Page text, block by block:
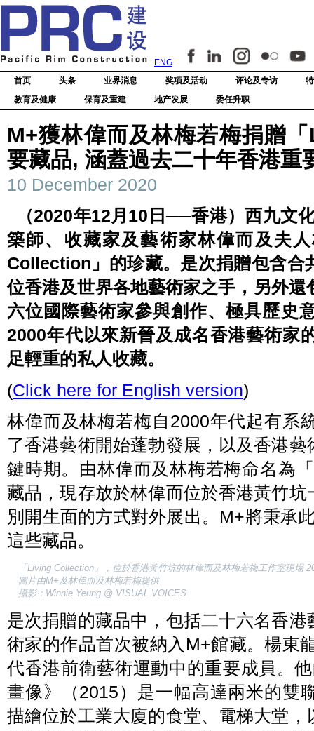
ENG
首页
头条 业界消息 奖项及活动 评论及专访
教育及健康
保育及重建 地产发展 委任升职
M+獲林偉而及林梅若梅捐贈
要藏品, 涵蓋過去二十年香港重
10 December 2020
（2020年12月10日──香港）西九文
築師、收藏家及藝術家林偉而及夫
Collection」的珍藏。是次捐贈包含合
位香港及世界各地藝術家之手，另外
六位國際藝術家參與創作、極具歷史
2000年代以來新晉及成名香港藝術家
足輕重的私人收藏。
(Click here for English version)
林偉而及林梅若梅自2000年代起有系
了香港藝術開始蓬勃發展，以及香港
鍵時期。由林偉而及林梅若梅命名為
藏品，現存放於林偉而位於香港黃竹
別開生面的方式對外展出。M+將秉承
這些藏品。
「Living Collection」，位於香港黃竹坑的林偉而及林梅若梅工作室現場
圖片由M+及林偉而及林梅若梅提供
攝影：Winnie Yeung @ VISUAL VOICES
是次捐贈的藏品中，包括二十六名香
術家的作品首次被納入M+館藏。楊東
代香港前衛藝術運動中的重要成員。
畫像》（2015）是一幅高達兩米的雙
描繪位於工業大廈的食堂、電梯大堂